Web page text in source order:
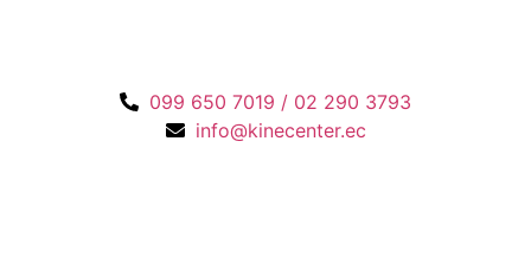
099 650 7019 / 02 290 3793
info@kinecenter.ec